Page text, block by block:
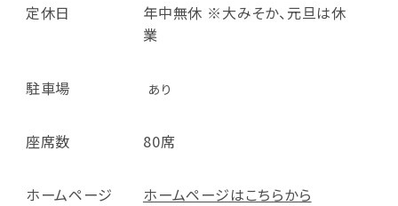
定休日
年中無休 ※大みそか、元旦は休
業
駐車場 あり
座席数 80席
ホームページ ホームページはこちらから